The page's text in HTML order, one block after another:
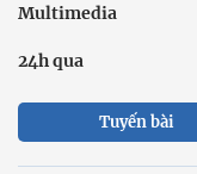
Multimedia
24h qua
Tuyến bài